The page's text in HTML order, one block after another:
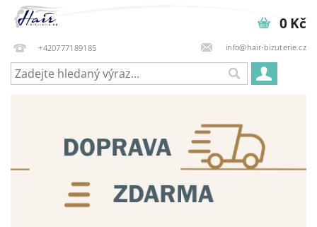
+420777189185 info@hair-bizuterie.cz
0 Kč